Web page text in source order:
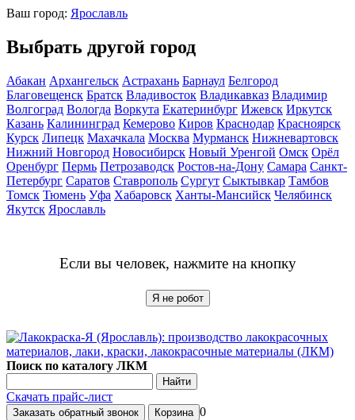
Ваш город: Ярославль
Выбрать другой город
Абакан Архангельск Астрахань Барнаул Белгород
Благовещенск Братск Владивосток Владикавказ Владимир
Волгоград Вологда Воркута Екатеринбург Ижевск Иркутск
Казань Калининград Кемерово Киров Краснодар Красноярск
Курск Липецк Махачкала Москва Мурманск Нижневартовск
Нижний Новгород Новосибирск Новый Уренгой Омск Орёл
Оренбург Пермь Петрозаводск Ростов-на-Дону Самара Санкт-
Петербург Саратов Ставрополь Сургут Сыктывкар Тамбов
Томск Тюмень Уфа Хабаровск Ханты-Мансийск Челябинск
Якутск Ярославль
Если вы человек, нажмите на кнопку
Я не робот
Поиск по каталогу ЛКМ
Найти
Скачать прайс-лист
Заказать обратный звонок Корзина 0